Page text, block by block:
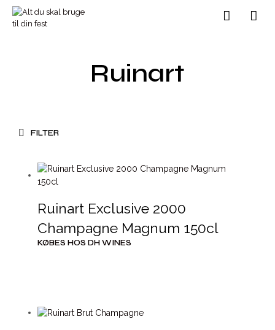
Ruinart
FILTER
Ruinart Exclusive 2000
Champagne Magnum 150cl
KØBES HOS DH WINES